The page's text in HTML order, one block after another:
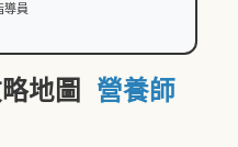
導員
地圖
營養師